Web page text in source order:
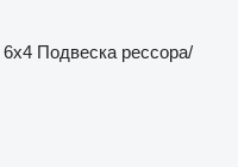
6x4 Подвеска рессора/